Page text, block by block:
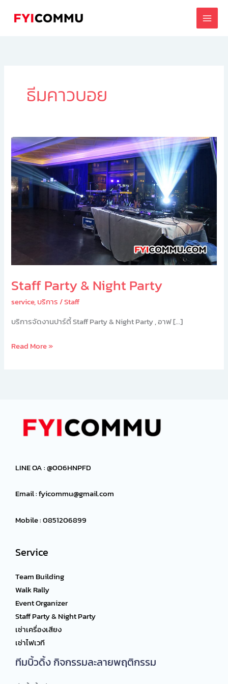
ธีมคาวบอย
Staff Party & Night Party
service,บริการ/Staff
บริการจัดงานปาร์ตี้ Staff Party & Night Party , อาฟ […]
Staff
Party
&
Night
Party
Read More »
LINE OA : @006HNPFD
Email :fyicommu@gmail.com
Mobile : 0851206899
Service
Team Building
Walk Rally
Event Organizer
Staff Party & Night Party
เช่าเครื่องเสียง
เช่าไฟเวที
ทีมบิ้วดิ้ง กิจกรรมละลายพฤติกรรม